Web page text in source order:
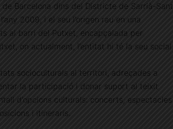
Barcelona dins del Districte de Sarrià-Sant
2009, i el seu l’origen rau en una
al barri del Putxet, encapçalada per
on actualment, l’entitat hi té la seu social.
socioculturals al territori, adreçades a
la participació i donar suport al teixit
d’opcions culturals: concerts, espectacles
i itineraris.